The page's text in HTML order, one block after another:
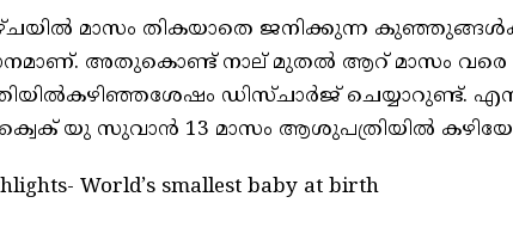
മാസം തികയാതെ ജനിക്കുന്ന
അതുകൊണ്ട് നാല് മുതൽ ആറ് മാസം വരെ
ഡിസ്ചാർജ് ചെയ്യാറുണ്ട്.
യു സുവാൻ 13 മാസം ആശുപത്രിയിൽ
World’s smallest baby at birth